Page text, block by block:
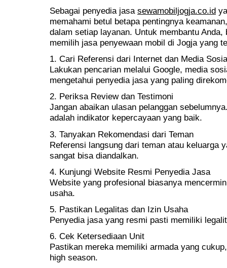
Sebagai penyedia jasa sewamobiljogja.co.id
memahami betul betapa pentingnya
dalam setiap layanan. Untuk membantu
memilih jasa penyewaan mobil di Jogja yang
1. Cari Referensi dari Internet dan Media
Lakukan pencarian melalui Google, media
mengetahui penyedia jasa yang paling
2. Periksa Review dan Testimoni
Jangan abaikan ulasan pelanggan
adalah indikator kepercayaan yang baik.
3. Tanyakan Rekomendasi dari Teman
Referensi langsung dari teman atau keluarga
sangat bisa diandalkan.
4. Kunjungi Website Resmi Penyedia Jasa
Website yang profesional biasanya
usaha.
5. Pastikan Legalitas dan Izin Usaha
Penyedia jasa yang resmi pasti memiliki
6. Cek Ketersediaan Unit
Pastikan mereka memiliki armada yang
high season.